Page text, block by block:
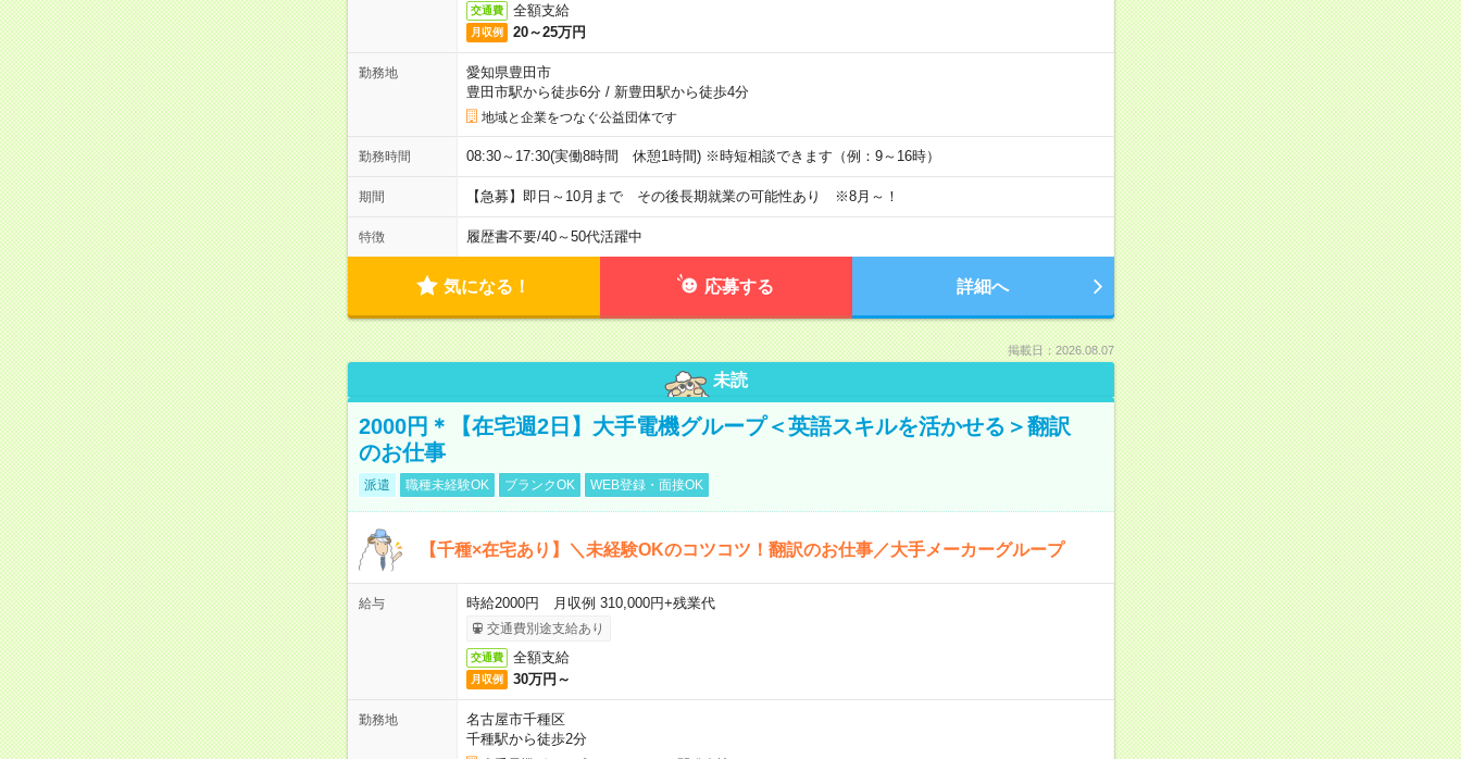
交通費 全額支給
月収例 20～25万円
勤務地
愛知県豊田市
豊田市駅から徒歩6分/ 新豊田駅から徒歩4分
地域と企業をつなぐ公益団体です
勤務時間 08:30～17:30(実働8時間 休憩1時間) ※時短相談できます（例：9～16時）
期間 【急募】即日～10月まで その後長期就業の可能性あり ※8月～！
特徴 履歴書不要/40～50代活躍中
気になる！ 応募する 詳細へ
掲載日：2026.08.07
未読
2000円＊【在宅週2日】大手電機グループ＜英語スキルを活かせる＞翻訳
のお仕事
派遣 職種未経験OK ブランクOK WEB登録・面接OK
【千種×在宅あり】＼未経験OKのコツコツ！翻訳のお仕事／大手メーカーグループ
給与 時給2000円 月収例 310,000円+残業代
交通費別途支給あり
交通費 全額支給
月収例 30万円～
勤務地
名古屋市千種区
千種駅から徒歩2分